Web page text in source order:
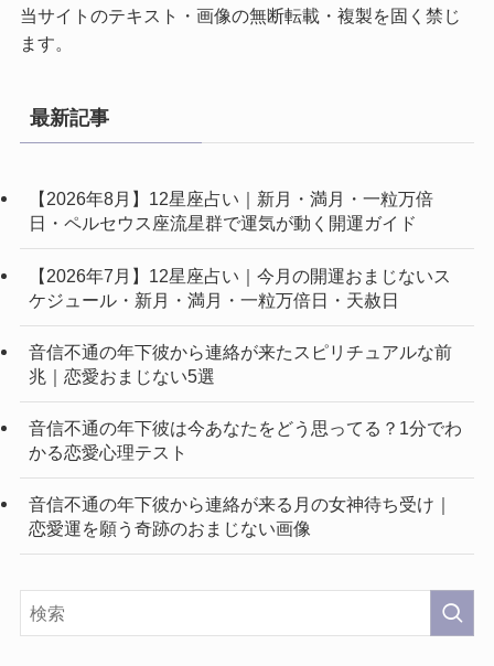
当サイトのテキスト・画像の無断転載・複製を固く禁じ
ます。
最新記事
【2026年8月】12星座占い｜新月・満月・一粒万倍
日・ペルセウス座流星群で運気が動く開運ガイド
【2026年7月】12星座占い｜今月の開運おまじないス
ケジュール・新月・満月・一粒万倍日・天赦日
音信不通の年下彼から連絡が来たスピリチュアルな前
兆｜恋愛おまじない5選
音信不通の年下彼は今あなたをどう思ってる？1分でわ
かる恋愛心理テスト
音信不通の年下彼から連絡が来る月の女神待ち受け｜
恋愛運を願う奇跡のおまじない画像